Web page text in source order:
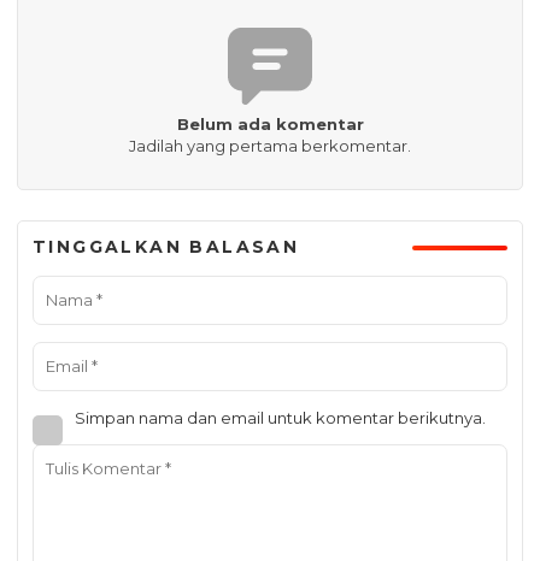
Belum ada komentar
Jadilah yang pertama berkomentar.
TINGGALKAN BALASAN
Simpan nama dan email untuk komentar berikutnya.